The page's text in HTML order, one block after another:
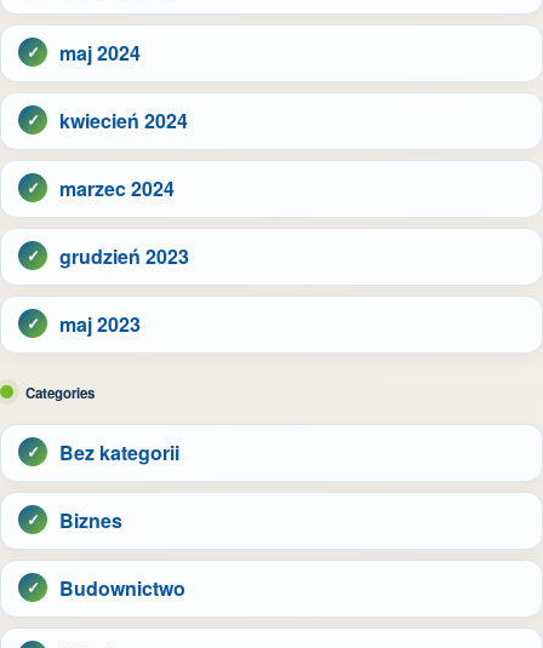
maj 2024
kwiecień 2024
marzec 2024
grudzień 2023
maj 2023
Categories
Bez kategorii
Biznes
Budownictwo